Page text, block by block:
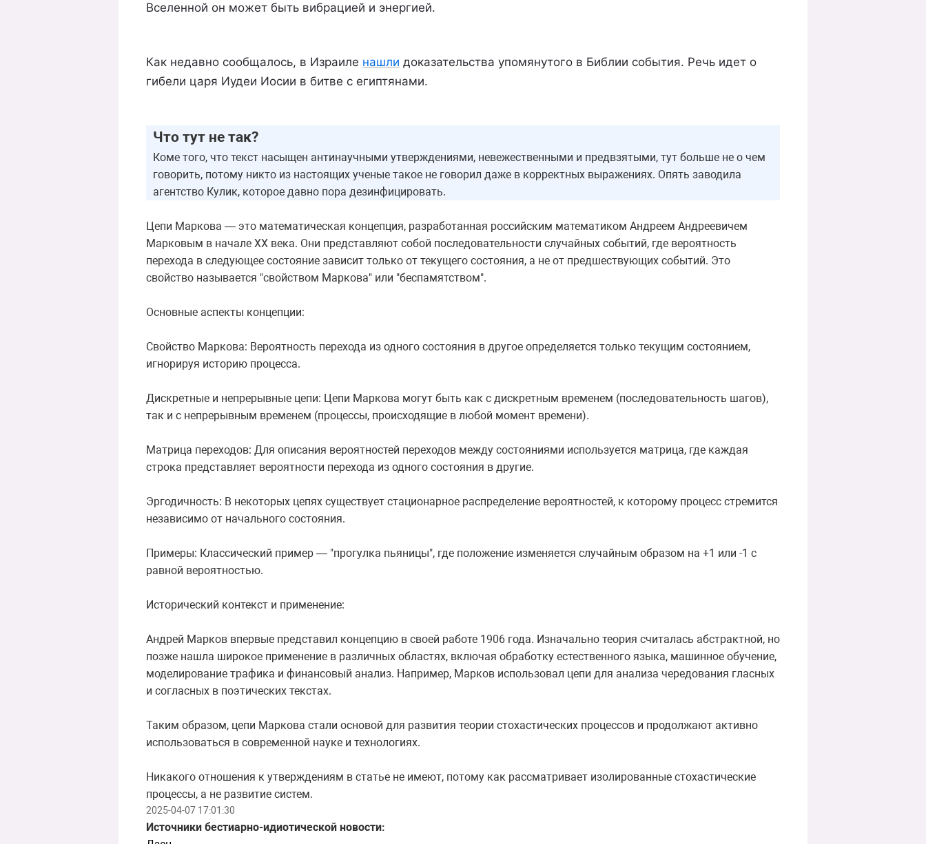
Вселенной он может быть вибрацией и энергией.
Как недавно сообщалось, в Израиле нашли доказательства упомянутого в Библии события. Речь идет о
гибели царя Иудеи Иосии в битве с египтянами.
Что тут не так?
Коме того, что текст насыщен антинаучными утверждениями, невежественными и предвзятыми, тут больше не о чем
говорить, потому никто из настоящих ученые такое не говорил даже в корректных выражениях. Опять заводила
агентство Кулик, которое давно пора дезинфицировать.
Цепи Маркова — это математическая концепция, разработанная российским математиком Андреем Андреевичем
Марковым в начале XX века. Они представляют собой последовательности случайных событий, где вероятность
перехода в следующее состояние зависит только от текущего состояния, а не от предшествующих событий. Это
свойство называется "свойством Маркова" или "беспамятством".
Основные аспекты концепции:
Свойство Маркова: Вероятность перехода из одного состояния в другое определяется только текущим состоянием,
игнорируя историю процесса.
Дискретные и непрерывные цепи: Цепи Маркова могут быть как с дискретным временем (последовательность шагов),
так и с непрерывным временем (процессы, происходящие в любой момент времени).
Матрица переходов: Для описания вероятностей переходов между состояниями используется матрица, где каждая
строка представляет вероятности перехода из одного состояния в другие.
Эргодичность: В некоторых цепях существует стационарное распределение вероятностей, к которому процесс стремится
независимо от начального состояния.
Примеры: Классический пример — "прогулка пьяницы", где положение изменяется случайным образом на +1 или -1 с
равной вероятностью.
Исторический контекст и применение:
Андрей Марков впервые представил концепцию в своей работе 1906 года. Изначально теория считалась абстрактной, но
позже нашла широкое применение в различных областях, включая обработку естественного языка, машинное обучение,
моделирование трафика и финансовый анализ. Например, Марков использовал цепи для анализа чередования гласных
и согласных в поэтических текстах.
Таким образом, цепи Маркова стали основой для развития теории стохастических процессов и продолжают активно
использоваться в современной науке и технологиях.
Никакого отношения к утверждениям в статье не имеют, потому как рассматривает изолированные стохастические
процессы, а не развитие систем.
2025-04-07 17:01:30
Источники бестиарно-идиотической новости: